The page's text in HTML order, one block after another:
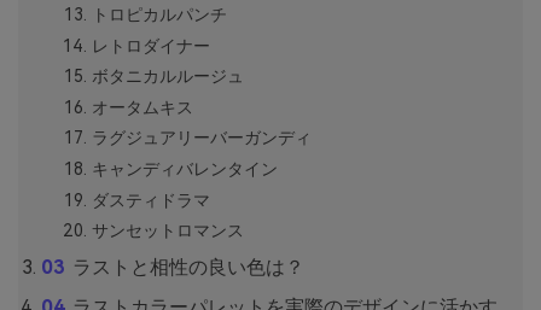
トロピカルパンチ
レトロダイナー
ボタニカルルージュ
オータムキス
ラグジュアリーバーガンディ
キャンディバレンタイン
ダスティドラマ
サンセットロマンス
ラストと相性の良い色は？